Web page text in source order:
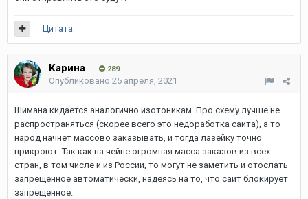
Цитата
Карина 289
Опубликовано 25 апреля, 2021
Шимана кидается аналогично изотоникам. Про схему лучше не
распространяться (скорее всего это недоработка сайта), а то
народ начнет массово заказывать, и тогда лазейку точно
прикроют. Так как на чейне огромная масса заказов из всех
стран, в том числе и из России, то могут не заметить и отослать
запрещенное автоматически, надеясь на то, что сайт блокирует
запрещенное.